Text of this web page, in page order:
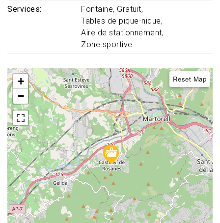
Services
Fontaine Gratuit
Tables de pique-nique
Aire de stationnement
Zone sportive
+
−
Reset Map